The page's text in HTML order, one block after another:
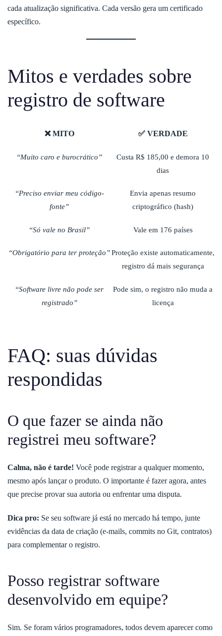
cada atualização significativa. Cada versão gera um certificado
específico.
Mitos e verdades sobre
registro de software
❌ MITO ✅ VERDADE
“Muito caro e burocrático”
Custa R$ 185,00 e demora 10
dias
“Preciso enviar meu código-
fonte”
Envia apenas resumo
criptográfico (hash)
“Só vale no Brasil” Vale em 176 países
“Obrigatório para ter proteção”Proteção existe automaticamente,
registro dá mais segurança
“Software livre não pode ser
registrado”
Pode sim, o registro não muda a
licença
FAQ: suas dúvidas
respondidas
O que fazer se ainda não
registrei meu software?
Calma, não é tarde! Você pode registrar a qualquer momento,
mesmo após lançar o produto. O importante é fazer agora, antes
que precise provar sua autoria ou enfrentar uma disputa.
Dica pro: Se seu software já está no mercado há tempo, junte
evidências da data de criação (e-mails, commits no Git, contratos)
para complementar o registro.
Posso registrar software
desenvolvido em equipe?
Sim. Se foram vários programadores, todos devem aparecer como